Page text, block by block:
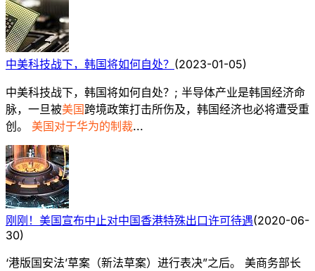
中美科技战下，韩国将如何自处？ (2023-01-05)
中美科技战下，韩国将如何自处？; 半导体产业是韩国经济命
脉，一旦被美国跨境政策打击所伤及，韩国经济也必将遭受重
创。 美国对于华为的制裁...
刚刚！美国宣布中止对中国香港特殊出口许可待遇(2020-06-
30)
‘港版国安法’草案（新法草案）进行表决”之后。 美商务部长